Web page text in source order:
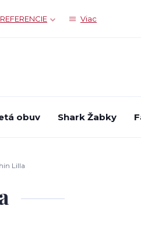
REFERENCIE Viac
obuv Shark Žabky
Lilla